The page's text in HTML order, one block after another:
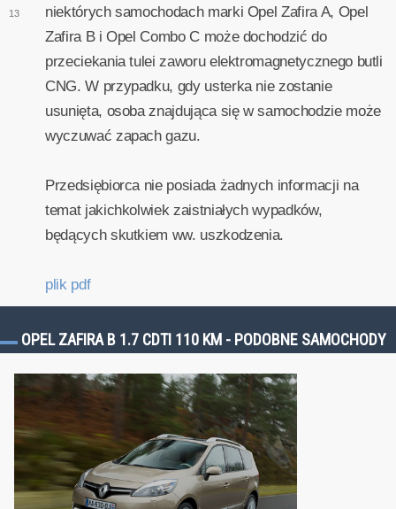
13
niektórych samochodach marki Opel Zafira A, Opel
Zafira B i Opel Combo C może dochodzić do
przeciekania tulei zaworu elektromagnetycznego butli
CNG. W przypadku, gdy usterka nie zostanie
usunięta, osoba znajdująca się w samochodzie może
wyczuwać zapach gazu.
Przedsiębiorca nie posiada żadnych informacji na
temat jakichkolwiek zaistniałych wypadków,
będących skutkiem ww. uszkodzenia.
plik pdf
OPEL ZAFIRA B 1.7 CDTI 110 KM - PODOBNE SAMOCHODY